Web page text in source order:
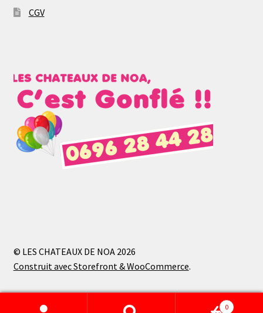
CGV
© LES CHATEAUX DE NOA 2026
Construit avec Storefront & WooCommerce.
0